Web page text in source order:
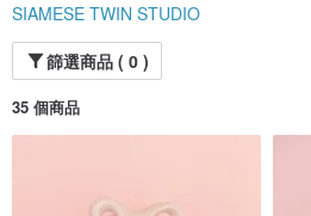
SIAMESE TWIN STUDIO
篩選商品 ( 0 )
35 個商品